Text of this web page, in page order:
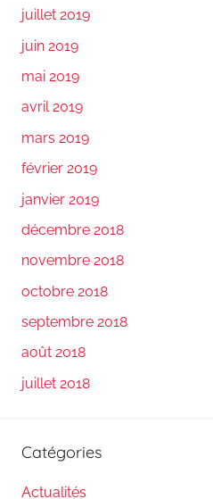
juillet 2019
juin 2019
mai 2019
avril 2019
mars 2019
février 2019
janvier 2019
décembre 2018
novembre 2018
octobre 2018
septembre 2018
août 2018
juillet 2018
Catégories
Actualités